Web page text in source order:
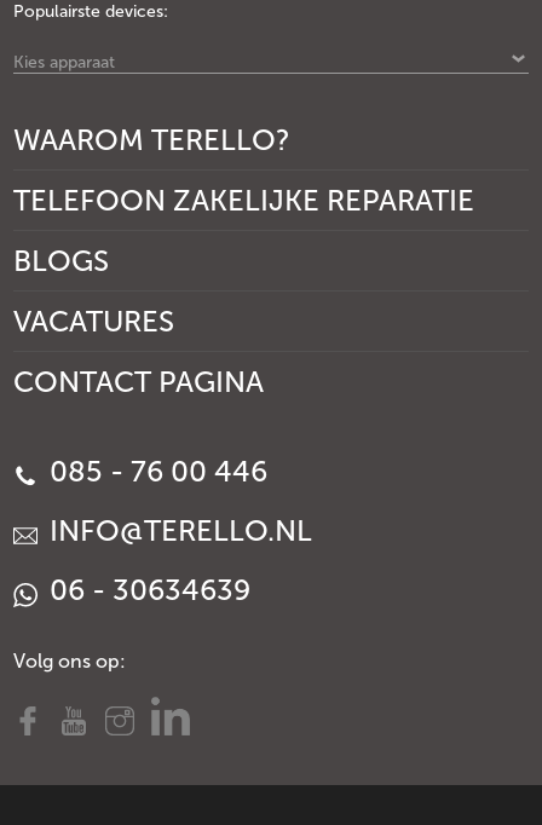
Populairste devices:
Kies apparaat
WAAROM TERELLO?
TELEFOON ZAKELIJKE REPARATIE
BLOGS
VACATURES
CONTACT PAGINA
085 - 76 00 446
INFO@TERELLO.NL
06 - 30634639
Volg ons op: